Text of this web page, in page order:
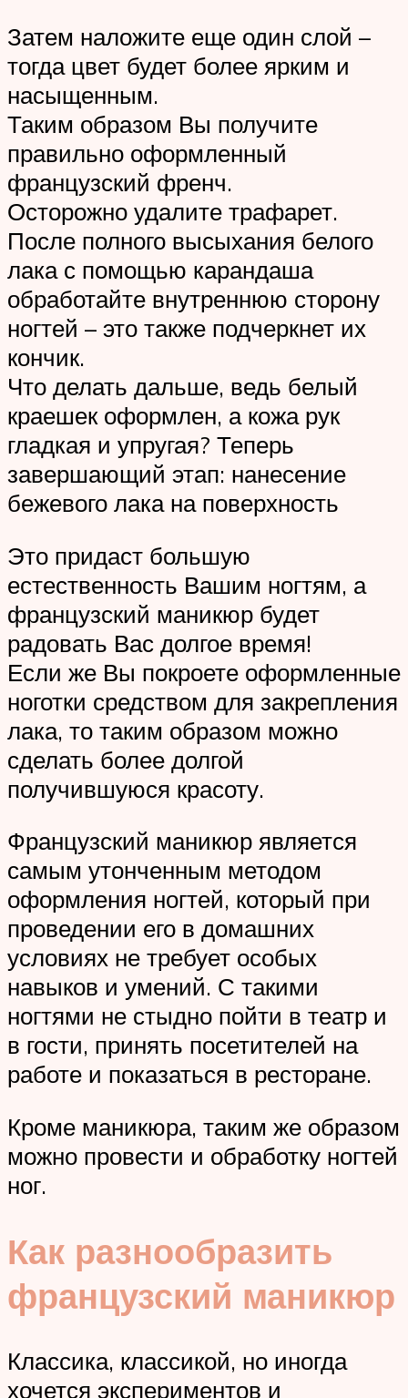
Затем наложите еще один слой –
тогда цвет будет более ярким и
насыщенным.
Таким образом Вы получите
правильно оформленный
французский френч.
Осторожно удалите трафарет.
После полного высыхания белого
лака с помощью карандаша
обработайте внутреннюю сторону
ногтей – это также подчеркнет их
кончик.
Что делать дальше, ведь белый
краешек оформлен, а кожа рук
гладкая и упругая? Теперь
завершающий этап: нанесение
бежевого лака на поверхность
Это придаст большую
естественность Вашим ногтям, а
французский маникюр будет
радовать Вас долгое время!
Если же Вы покроете оформленные
ноготки средством для закрепления
лака, то таким образом можно
сделать более долгой
получившуюся красоту.
Французский маникюр является
самым утонченным методом
оформления ногтей, который при
проведении его в домашних
условиях не требует особых
навыков и умений. С такими
ногтями не стыдно пойти в театр и
в гости, принять посетителей на
работе и показаться в ресторане.
Кроме маникюра, таким же образом
можно провести и обработку ногтей
ног.
Как разнообразить
французский маникюр
Классика, классикой, но иногда
хочется экспериментов и